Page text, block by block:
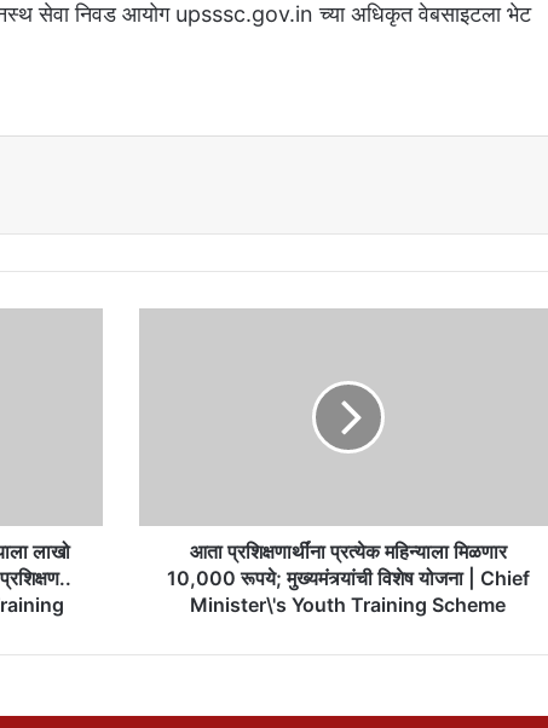
सेवा निवड आयोग upsssc.gov.in च्या अधिकृत वेबसाइटला भेट
लाखो
विशेष
आता प्रशिक्षणार्थींना प्रत्येक महिन्याला मिळणार
10,000 रूपये; मुख्यमंत्र्यांची विशेष योजना | Chief
Minister\'s Youth Training Scheme